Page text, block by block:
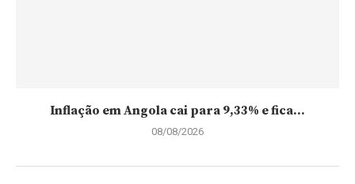
Inflação em Angola cai para 9,33% e fica...
08/08/2026